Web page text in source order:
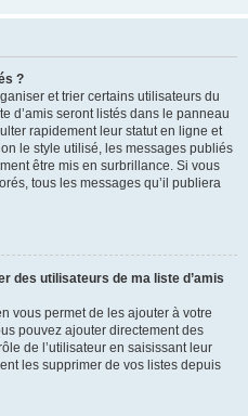
?
et trier certains utilisateurs du
d’amis seront listés dans le panneau
rapidement leur statut en ligne et
le style utilisé, les messages publiés
être mis en surbrillance. Si vous
tous les messages qu’il publiera
des utilisateurs de ma liste d’amis
vous permet de les ajouter à votre
pouvez ajouter directement des
de l’utilisateur en saisissant leur
les supprimer de vos listes depuis